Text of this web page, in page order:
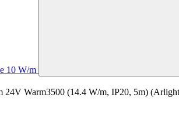
10 W/m
24V Warm3500 (14.4 W/m, IP20, 5m)